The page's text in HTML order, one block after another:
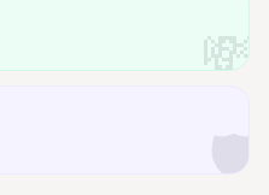
💸
🛡️